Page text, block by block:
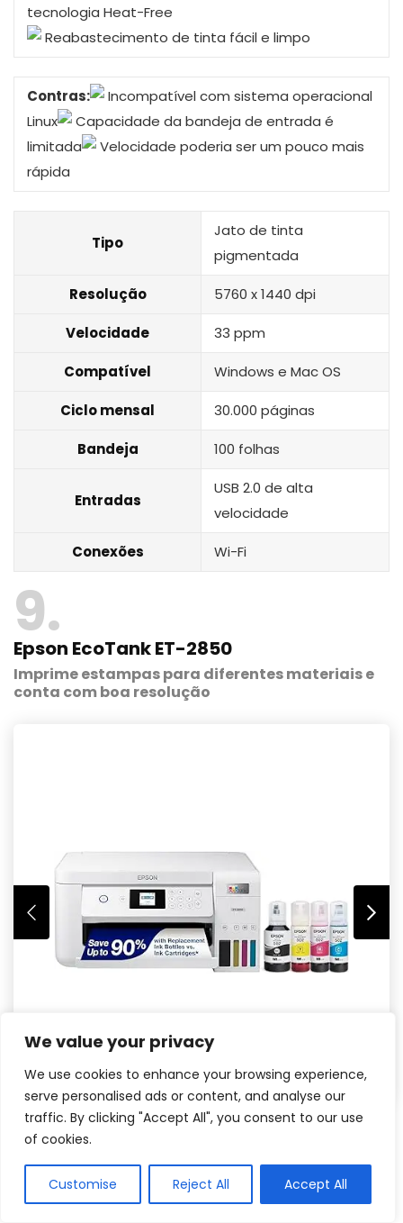
We value your privacy
We use cookies to enhance your browsing experience,
serve personalised ads or content, and analyse our
traffic. By clicking "Accept All", you consent to our use
of cookies.
Customise Reject All Accept All
tecnologia Heat-Free
Reabastecimento de tinta fácil e limpo
Contras:
Incompatível com sistema operacional
Linux
Capacidade da bandeja de entrada é
limitada
Velocidade poderia ser um pouco mais
rápida
Tipo
Jato de tinta
pigmentada
Resolução 5760 x 1440 dpi
Velocidade 33 ppm
Compatível Windows e Mac OS
Ciclo mensal 30.000 páginas
Bandeja 100 folhas
Entradas
USB 2.0 de alta
velocidade
Conexões Wi-Fi
9
Epson EcoTank ET-2850
Imprime estampas para diferentes materiais e
conta com boa resolução